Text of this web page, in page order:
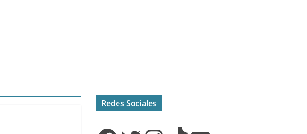
Redes Sociales